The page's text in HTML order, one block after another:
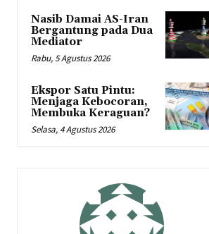
Nasib Damai AS-Iran
Bergantung pada Dua
Mediator
Rabu, 5 Agustus 2026
Ekspor Satu Pintu:
Menjaga Kebocoran,
Membuka Keraguan?
Selasa, 4 Agustus 2026